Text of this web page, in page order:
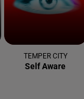
12h21
Arles : après un